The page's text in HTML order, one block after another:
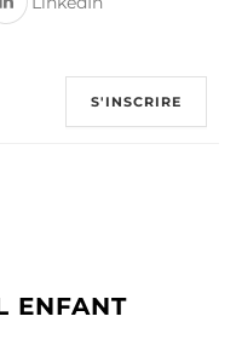
S'INSCRIRE
ENFANT